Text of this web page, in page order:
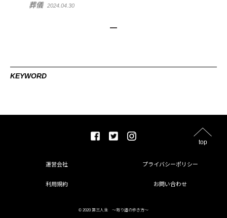
葬儀 2024.04.30
KEYWORD
top
運営会社 プライバシーポリシー
利用規約 お問い合わせ
© 2020 第三人生 〜寄り道の歩き方〜